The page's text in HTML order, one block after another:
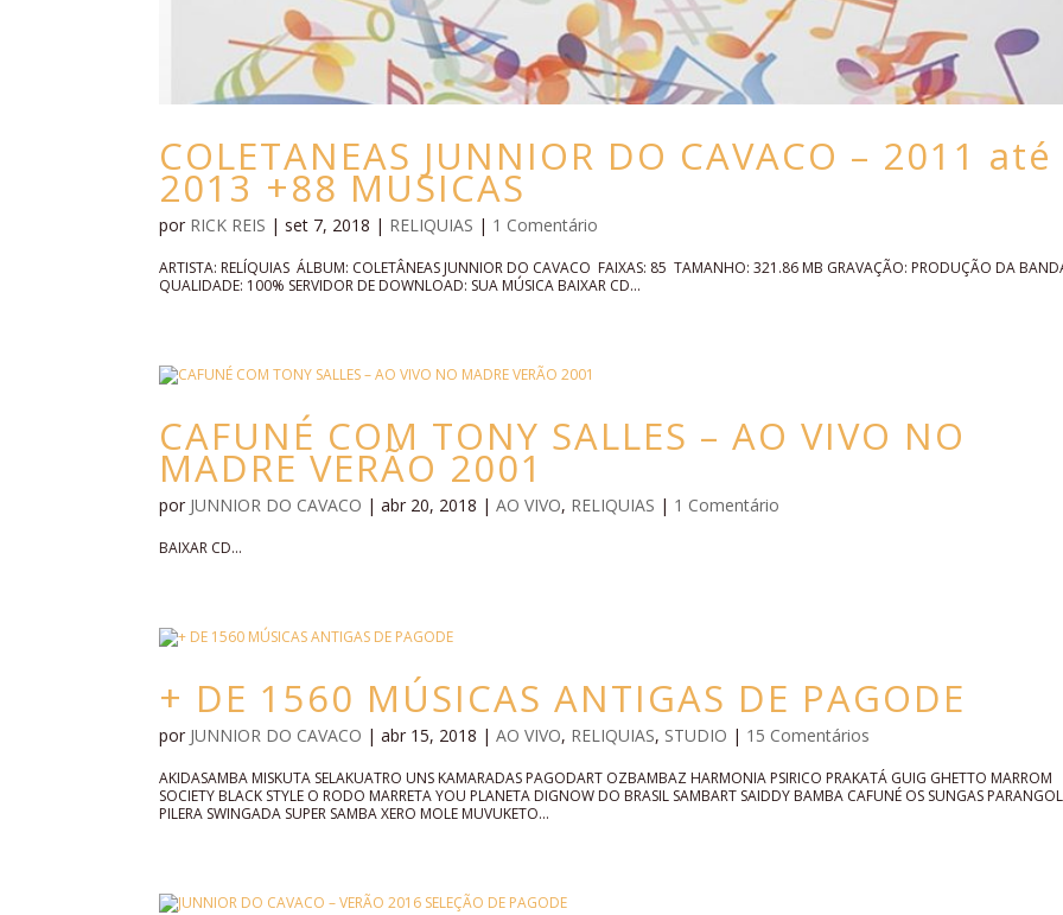
COLETANEAS JUNNIOR DO CAVACO – 2011 até
2013 +88 MUSICAS
por RICK REIS | set 7, 2018 | RELIQUIAS | 1 Comentário
ARTISTA: RELÍQUIAS ÁLBUM: COLETÂNEAS JUNNIOR DO CAVACO FAIXAS: 85 TAMANHO: 321.86 MB GRAVAÇÃO: PRODUÇÃO DA
QUALIDADE: 100% SERVIDOR DE DOWNLOAD: SUA MÚSICA BAIXAR CD...
CAFUNÉ COM TONY SALLES – AO VIVO NO
MADRE VERÃO 2001
por JUNNIOR DO CAVACO |abr 20, 2018 |AO VIVO, RELIQUIAS | 1 Comentário
BAIXAR CD...
+ DE 1560 MÚSICAS ANTIGAS DE PAGODE
por JUNNIOR DO CAVACO |abr 15, 2018 |AO VIVO, RELIQUIAS, STUDIO | 15 Comentários
AKIDASAMBA MISKUTA SELAKUATRO UNS KAMARADAS PAGODART OZBAMBAZ HARMONIA PSIRICO PRAKATÁ GUIG GHETTO MARROM
SOCIETY BLACK STYLE O RODO MARRETA YOU PLANETA DIGNOW DO BRASIL SAMBART SAIDDY BAMBA CAFUNÉ OS SUNGAS
PILERA SWINGADA SUPER SAMBA XERO MOLE MUVUKETO...